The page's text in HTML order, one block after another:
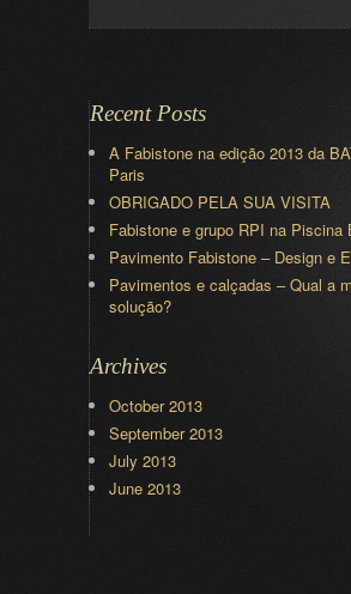
Recent Posts
A Fabistone na edição 2013 da
Paris
OBRIGADO PELA SUA VISITA
Fabistone e grupo RPI na Piscina
Pavimento Fabistone – Design e
Pavimentos e calçadas – Qual a
solução?
Archives
October 2013
September 2013
July 2013
June 2013